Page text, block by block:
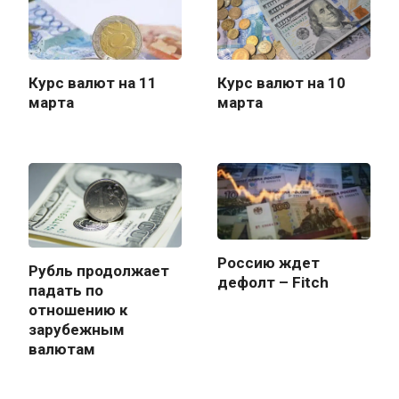
Курс валют на 11
марта
Курс валют на 10
марта
Рубль продолжает
падать по
отношению к
зарубежным
валютам
Россию ждет
дефолт – Fitch